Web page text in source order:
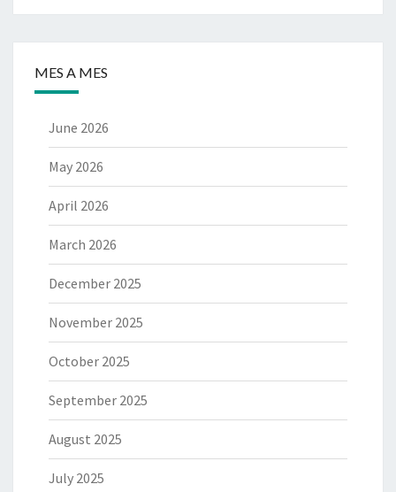
MES A MES
June 2026
May 2026
April 2026
March 2026
December 2025
November 2025
October 2025
September 2025
August 2025
July 2025